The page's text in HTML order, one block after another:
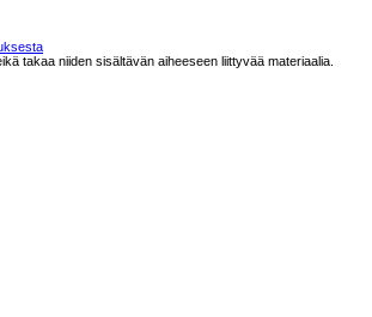
takaa niiden sisältävän aiheeseen liittyvää materiaalia.